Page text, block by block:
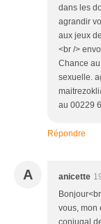
dans les
agrandir
aux jeux
<br />
Chance
sexuelle.
au 00229
Répondre
A anicette
vous, mon